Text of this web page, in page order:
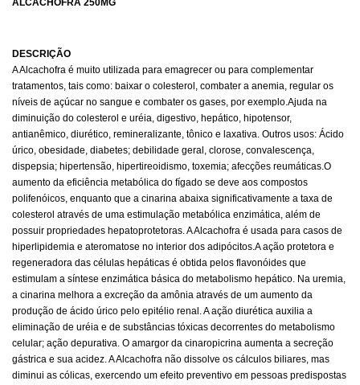
ALCACHOFRA 250MG
DESCRIÇÃO
A Alcachofra é muito utilizada para emagrecer ou para complementar
tratamentos, tais como: baixar o colesterol, combater a anemia, regular os
níveis de açúcar no sangue e combater os gases, por exemplo.Ajuda na
diminuição do colesterol e uréia, digestivo, hepático, hipotensor,
antianêmico, diurético, remineralizante, tônico e laxativa. Outros usos: Ácido
úrico, obesidade, diabetes; debilidade geral, clorose, convalescença,
dispepsia; hipertensão, hipertireoidismo, toxemia; afecções reumáticas.O
aumento da eficiência metabólica do fígado se deve aos compostos
polifenóicos, enquanto que a cinarina abaixa significativamente a taxa de
colesterol através de uma estimulação metabólica enzimática, além de
possuir propriedades hepatoprotetoras. A Alcachofra é usada para casos de
hiperlipidemia e ateromatose no interior dos adipócitos.A ação protetora e
regeneradora das células hepáticas é obtida pelos flavonóides que
estimulam a síntese enzimática básica do metabolismo hepático. Na uremia,
a cinarina melhora a excreção da amônia através de um aumento da
produção de ácido úrico pelo epitélio renal. A ação diurética auxilia a
eliminação de uréia e de substâncias tóxicas decorrentes do metabolismo
celular; ação depurativa. O amargor da cinaropicrina aumenta a secreção
gástrica e sua acidez. A Alcachofra não dissolve os cálculos biliares, mas
diminui as cólicas, exercendo um efeito preventivo em pessoas predispostas